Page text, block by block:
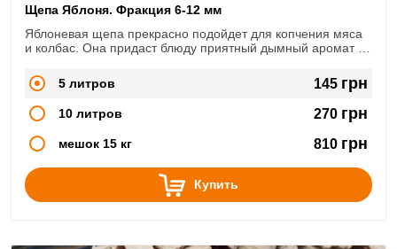
Щепа Яблоня. Фракция 6-12 мм
Яблоневая щепа прекрасно подойдет для копчения мяса
и колбас. Она придаст блюду приятный дымный аромат с
самостоятельно, так и в смеси с другими породами.
5 литров 145 грн
10 литров 270 грн
мешок 15 кг 810 грн
Купить